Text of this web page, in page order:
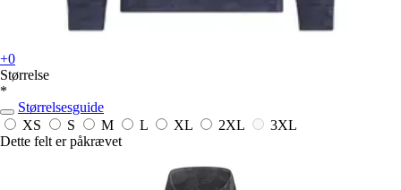
+0
Størrelse
*
Størrelsesguide
XS
S M L XL 2XL
3XL
Dette felt er påkrævet